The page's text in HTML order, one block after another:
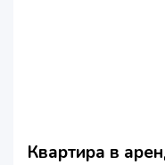
Квартира в